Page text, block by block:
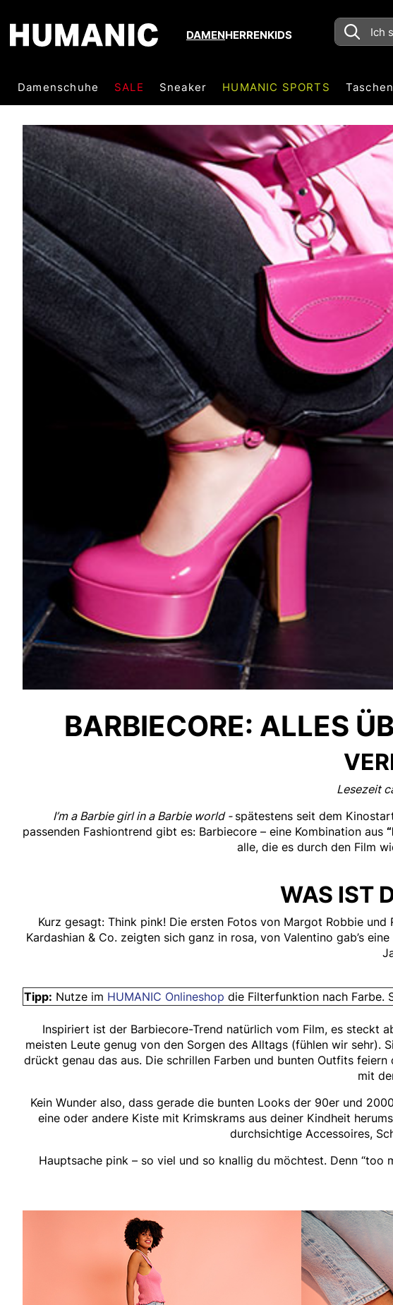
DAMENHERRENKIDS
Damenschuhe SALE Sneaker HUMANIC SPORTS Taschen
BARBIECORE: ALLES
Lesezeit
I’m a Barbie girl in a Barbie world - spätestens seit dem
passenden Fashiontrend gibt es: Barbiecore – eine Kombination aus
alle, die es durch den Film
WAS IST
Kurz gesagt: Think pink! Die ersten Fotos von Margot Robbie
Kardashian & Co. zeigten sich ganz in rosa, von Valentino gab’s
Tipp: Nutze im HUMANIC Onlineshop die Filterfunktion nach Farbe.
Inspiriert ist der Barbiecore-Trend natürlich vom Film, es steckt
meisten Leute genug von den Sorgen des Alltags (fühlen wir sehr).
drückt genau das aus. Die schrillen Farben und bunten Outfits
mit
Kein Wunder also, dass gerade die bunten Looks der 90er und
eine oder andere Kiste mit Krimskrams aus deiner Kindheit
durchsichtige Accessoires,
Hauptsache pink – so viel und so knallig du möchtest. Denn “too